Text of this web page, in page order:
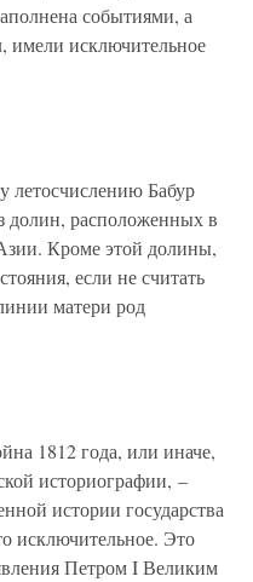
событиями, а
имели исключительное
летосчислению Бабур
долин, расположенных в
Кроме этой долины,
если не считать
матери род
1812 года, или иначе,
историографии, –
истории государства
исключительное. Это
Петром I Великим